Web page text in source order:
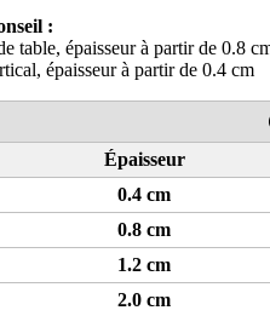
:
table, épaisseur à partir de 0.8
épaisseur à partir de 0.4 cm
Épaisseur
0.4 cm
0.8 cm
1.2 cm
2.0 cm